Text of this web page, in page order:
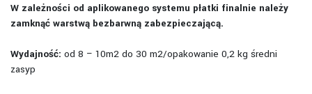
W zależności od aplikowanego systemu płatki finalnie należy
zamknąć warstwą bezbarwną zabezpieczającą.
Wydajność: od 8 – 10m2 do 30 m2/opakowanie 0,2 kg średni
zasyp